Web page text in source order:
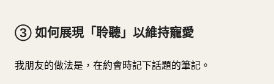
③ 如何展現「聆聽」以維持寵愛
我朋友的做法是，在約會時記下話題的筆記。